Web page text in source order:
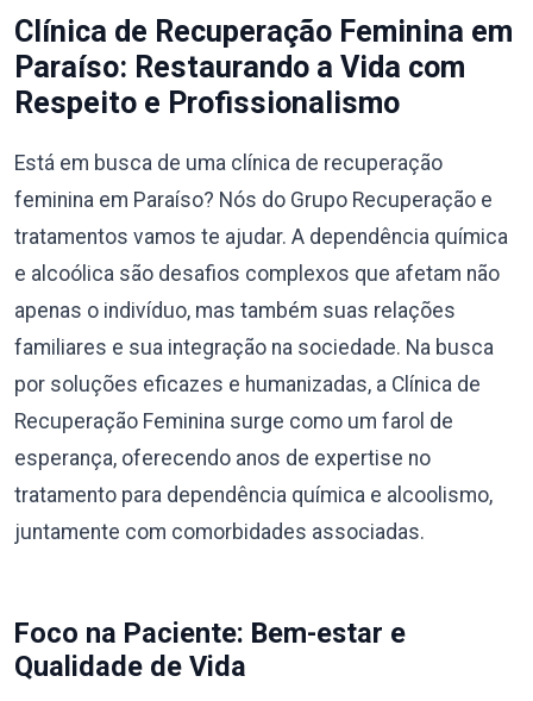
Clínica de Recuperação Feminina em
Paraíso: Restaurando a Vida com
Respeito e Profissionalismo
Está em busca de uma clínica de recuperação
feminina em Paraíso? Nós do Grupo Recuperação e
tratamentos vamos te ajudar. A dependência química
e alcoólica são desafios complexos que afetam não
apenas o indivíduo, mas também suas relações
familiares e sua integração na sociedade. Na busca
por soluções eficazes e humanizadas, a Clínica de
Recuperação Feminina surge como um farol de
esperança, oferecendo anos de expertise no
tratamento para dependência química e alcoolismo,
juntamente com comorbidades associadas.
Foco na Paciente: Bem-estar e
Qualidade de Vida